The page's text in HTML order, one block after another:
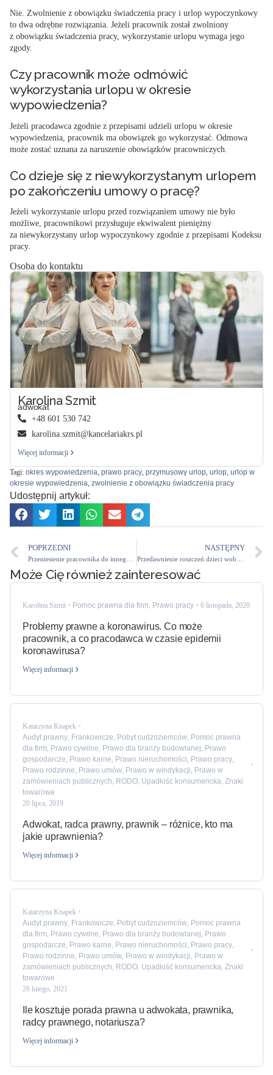
Nie. Zwolnienie z obowiązku świadczenia pracy i urlop wypoczynkowy
to dwa odrębne rozwiązania. Jeżeli pracownik został zwolniony
z obowiązku świadczenia pracy, wykorzystanie urlopu wymaga jego
zgody.
Czy pracownik może odmówić
wykorzystania urlopu w okresie
wypowiedzenia?
Jeżeli pracodawca zgodnie z przepisami udzieli urlopu w okresie
wypowiedzenia, pracownik ma obowiązek go wykorzystać. Odmowa
może zostać uznana za naruszenie obowiązków pracowniczych.
Co dzieje się z niewykorzystanym urlopem
po zakończeniu umowy o pracę?
Jeżeli wykorzystanie urlopu przed rozwiązaniem umowy nie było
możliwe, pracownikowi przysługuje ekwiwalent pieniężny
za niewykorzystany urlop wypoczynkowy zgodnie z przepisami Kodeksu
pracy.
Osoba do kontaktu
Karolina Szmit
adwokat
+48 601 530 742
karolina.szmit@kancelariakrs.pl
Więcej informacji
Tagi: okres wypowiedzenia prawo pracy przymusowy urlop urlop urlop w
okresie wypowiedzenia zwolnienie z obowiązku świadczenia pracy
Udostępnij artykuł:
POPRZEDNI NASTĘPNY
Może Cię również zainteresować
Karolina Szmit Pomoc prawna dla firm, Prawo pracy 6 listopada, 2020
Problemy prawne a koronawirus. Co może
pracownik, a co pracodawca w czasie epidemii
koronawirusa?
Więcej informacji
Katarzyna Knapek
Audyt prawny, Frankowicze, Pobyt cudzoziemców, Pomoc prawna
dla firm, Prawo cywilne, Prawo dla branży budowlanej, Prawo
gospodarcze, Prawo karne, Prawo nieruchomości, Prawo pracy,
Prawo rodzinne, Prawo umów, Prawo w windykacji, Prawo w
zamówieniach publicznych, RODO, Upadłość konsumencka, Znaki
towarowe
20 lipca, 2019
Adwokat, radca prawny, prawnik – różnice, kto ma
jakie uprawnienia?
Więcej informacji
Katarzyna Knapek
Audyt prawny, Frankowicze, Pobyt cudzoziemców, Pomoc prawna
dla firm, Prawo cywilne, Prawo dla branży budowlanej, Prawo
gospodarcze, Prawo karne, Prawo nieruchomości, Prawo pracy,
Prawo rodzinne, Prawo umów, Prawo w windykacji, Prawo w
zamówieniach publicznych, RODO, Upadłość konsumencka, Znaki
towarowe
26 lutego, 2021
Ile kosztuje porada prawna u adwokata, prawnika,
radcy prawnego, notariusza?
Więcej informacji